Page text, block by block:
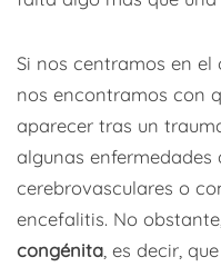
Si nos centramos en el
nos encontramos con
aparecer tras un
algunas enfermedades
cerebrovasculares o
encefalitis. No obstante,
congénita , es decir,